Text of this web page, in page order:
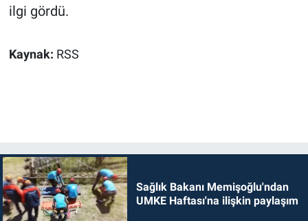
ilgi gördü.
Kaynak: RSS
Sağlık Bakanı Memişoğlu'ndan
UMKE Haftası'na ilişkin paylaşım